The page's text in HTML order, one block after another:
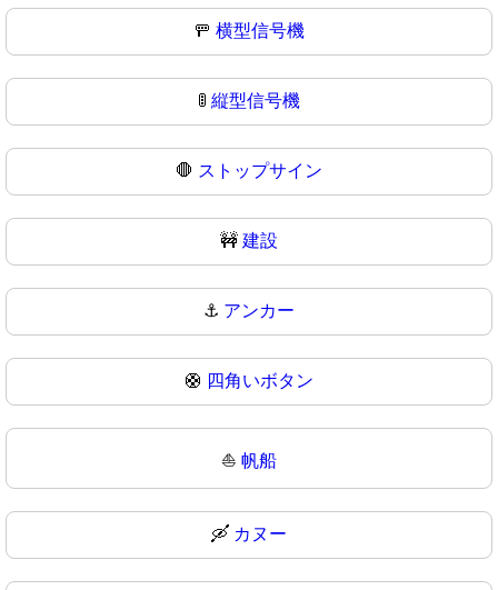
🚥 横型信号機
🚦 縦型信号機
🛑 ストップサイン
🚧 建設
⚓ アンカー
🛟 四角いボタン
⛵ 帆船
🛶 カヌー